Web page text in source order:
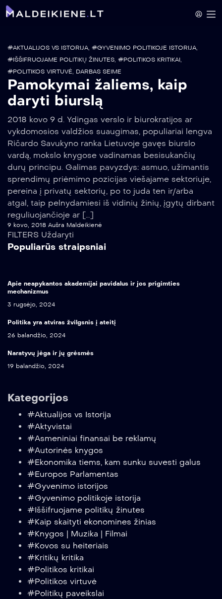
#AKTUALIJOS VS ISTORIJA, #GYVENIMO POLITIKOJE ISTORIJA,
#IŠŠIFRUOJAME POLITIKŲ ŽINUTES, #POLITIKOS KRITIKAI,
#POLITIKOS VIRTUVĖ, DARBAS SEIME
Pamokymai žaliems, kaip
daryti biurslą
2018 kovo 9 d. Ydingas verslo ir biurokratijos ar
vykdomosios valdžios suaugimas, populiariai lengva
Ričardo Savukyno ranka Lietuvoje gavęs biurslo
vardą, mokslo knygose vadinamas besisukančių
durų principu. Galimas pavyzdys: asmuo, užimantis
sprendimų priėmimo pozicijas viešajame sektoriuje,
pereina į privatų sektorių, po to juda ten ir/arba
atgal, taip pelnydamiesi iš vidinių žinių, įgytų dirbant
reguliuojančioje ar […]
9 kovo, 2018 Aušra Maldeikienė
FILTERS Uždaryti
Populiarūs straipsniai
Apie neapykantos akademijai pavidalus ir jos prigimties
mechanizmus
3 rugsėjo, 2024
Politika yra atviras žvilgsnis į ateitį
26 balandžio, 2024
Naratyvų jėga ir jų grėsmės
19 balandžio, 2024
Kategorijos
#Aktualijos vs Istorija
#Aktyvistai
#Asmeniniai finansai be reklamų
#Autorinės knygos
#Ekonomika tiems, kam sunku suvesti galus
#Europos Parlamentas
#Gyvenimo istorijos
#Gyvenimo politikoje istorija
#Iššifruojame politikų žinutes
#Kaip skaityti ekonomines žinias
#Knygos | Muzika | Filmai
#Kovos su heiteriais
#Kritikų kritika
#Politikos kritikai
#Politikos virtuvė
#Politikų paveikslai